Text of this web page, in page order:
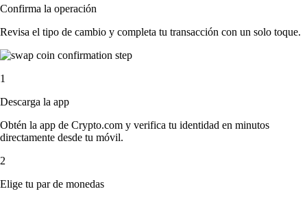
Confirma la operación
Revisa el tipo de cambio y completa tu transacción con un solo toque.
1
Descarga la app
Obtén la app de Crypto.com y verifica tu identidad en minutos
directamente desde tu móvil.
2
Elige tu par de monedas